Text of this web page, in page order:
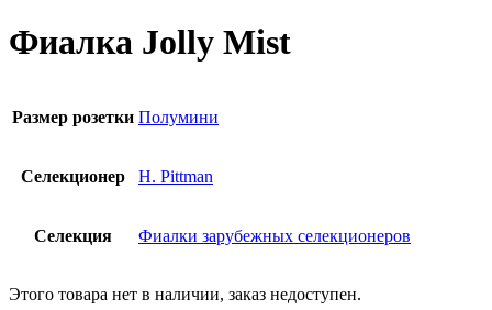
Фиалка Jolly Mist
Размер розетки Полумини
Селекционер H. Pittman
Селекция Фиалки зарубежных селекционеров
Этого товара нет в наличии, заказ недоступен.